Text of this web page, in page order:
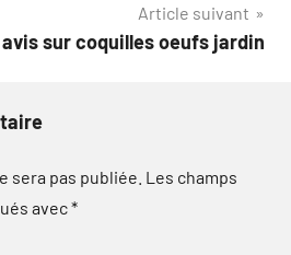
Article suivant
avis sur coquilles oeufs jardin
sera pas publiée. Les champs
avec*